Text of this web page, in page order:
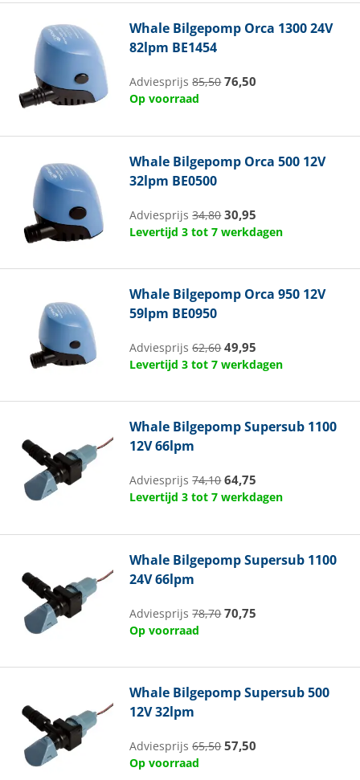
Whale Bilgepomp Orca 1300 24V
82lpm BE1454
Adviesprijs85,50 76,50
Op voorraad
Whale Bilgepomp Orca 500 12V
32lpm BE0500
Adviesprijs34,80 30,95
Levertijd 3 tot 7 werkdagen
Whale Bilgepomp Orca 950 12V
59lpm BE0950
Adviesprijs62,60 49,95
Levertijd 3 tot 7 werkdagen
Whale Bilgepomp Supersub 1100
12V 66lpm
Adviesprijs74,10 64,75
Levertijd 3 tot 7 werkdagen
Whale Bilgepomp Supersub 1100
24V 66lpm
Adviesprijs78,70 70,75
Op voorraad
Whale Bilgepomp Supersub 500
12V 32lpm
Adviesprijs65,50 57,50
Op voorraad